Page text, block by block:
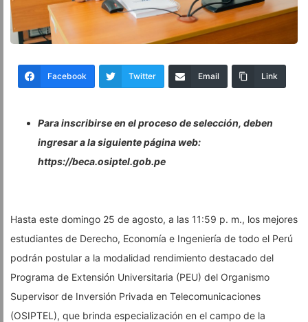
Facebook Twitter Email Link
Para inscribirse en el proceso de selección, deben
ingresar a la siguiente página web:
https://beca.osiptel.gob.pe
Hasta este domingo 25 de agosto, a las 11:59 p. m., los mejores
estudiantes de Derecho, Economía e Ingeniería de todo el Perú
podrán postular a la modalidad rendimiento destacado del
Programa de Extensión Universitaria (PEU) del Organismo
Supervisor de Inversión Privada en Telecomunicaciones
(OSIPTEL), que brinda especialización en el campo de la